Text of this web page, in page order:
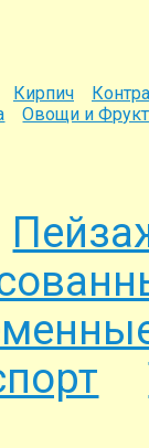
Кирпич
Овощи и